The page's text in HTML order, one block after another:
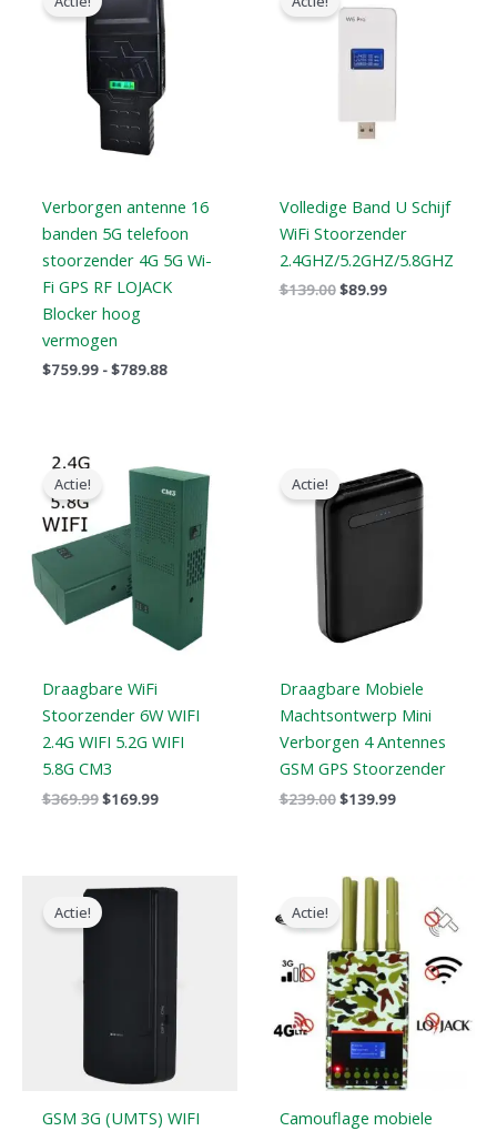
Verborgen antenne 16
banden 5G telefoon
stoorzender 4G 5G Wi-
Fi GPS RF LOJACK
Blocker hoog
vermogen
$759.99 -$789.88
Volledige Band U Schijf
WiFi Stoorzender
2.4GHZ/5.2GHZ/5.8GHZ
$139.00
was:
$139.00.
$89.99
is:
Actie!
Draagbare WiFi
Stoorzender 6W WIFI
2.4G WIFI 5.2G WIFI
5.8G CM3
$369.99
prijs
was:
$369.99.
$169.99
prijs
is:
$169.99.
Actie!
Draagbare Mobiele
Machtsontwerp Mini
Verborgen 4 Antennes
GSM GPS Stoorzender
$239.00
prijs
was:
$239.00.
$139.99
prijs
is:
$139.99.
Actie!
GSM 3G (UMTS) WIFI
Oorspronkelijke
prijs
was:
Huidige
Actie!
Camouflage mobiele
Oorspronkelijke
prijs
was:
$599.00.
Huidige
is:
$396.99.